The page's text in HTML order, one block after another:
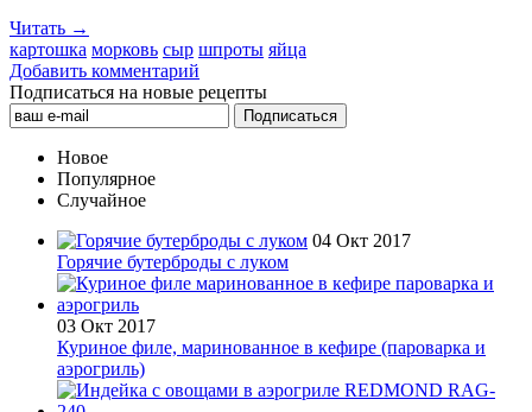
Читать →
картошка морковь сыр шпроты яйца
Добавить комментарий
Подписаться на новые рецепты
Новое
Популярное
Случайное
04 Окт 2017
Горячие бутерброды с луком
03 Окт 2017
Куриное филе, маринованное в кефире (пароварка и
аэрогриль)